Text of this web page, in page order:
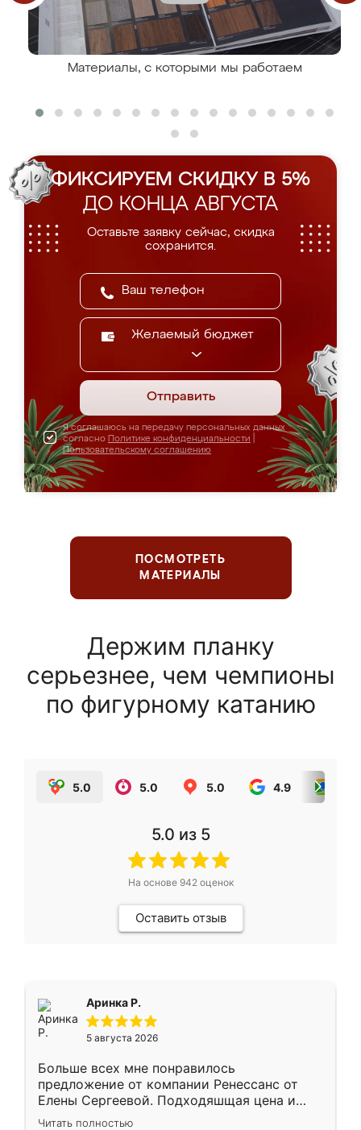
Материалы, с которыми мы работаем
ФИКСИРУЕМ СКИДКУ В 5%
ДО КОНЦА АВГУСТА
Оставьте заявку сейчас, скидка
сохранится.
Желаемый бюджет
Отправить
Я соглашаюсь на передачу персональных данных
согласно Политике конфиденциальности
Пользовательскому соглашению
ПОСМОТРЕТЬ
МАТЕРИАЛЫ
Держим планку
серьезнее, чем чемпионы
по фигурному катанию
5.0 5.0 5.0 4.9
5.0 из 5
На основе 942оценок
Оставить отзыв
Аринка Р.
5 августа 2026
Больше всех мне понравилось
предложение от компании Ренессанс от
Елены Сергеевой. Подходяшщая цена и
короткие сроки изготовления. Приехавший
Читать полностью